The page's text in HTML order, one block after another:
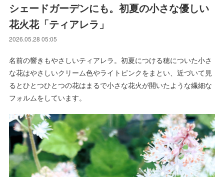
シェードガーデンにも。初夏の小さな優しい
花火花「ティアレラ」
2026.05.28 05:05
名前の響きもやさしいティアレラ。初夏につける穂についた小さ
な花はやさしいクリーム色やライトピンクをまとい、近づいて見
るとひとつひとつの花はまるで小さな花火が開いたような繊細な
フォルムをしています。